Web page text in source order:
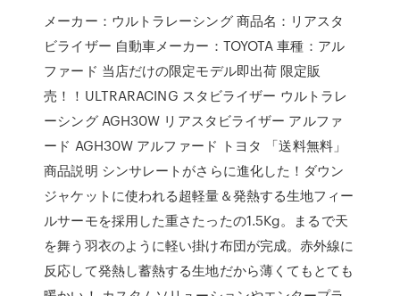
メーカー：ウルトラレーシング 商品名：リアスタ
ビライザー 自動車メーカー：TOYOTA 車種：アル
ファード 当店だけの限定モデル即出荷 限定販
売！！ULTRARACING スタビライザー ウルトラレ
ーシング AGH30W リアスタビライザー アルファ
ード AGH30W アルファード トヨタ 「送料無料」
商品説明 シンサレートがさらに進化した！ダウン
ジャケットに使われる超軽量＆発熱する生地フィー
ルサーモを採用した重さたったの1.5Kg。まるで天
を舞う羽衣のように軽い掛け布団が完成。赤外線に
反応して発熱し蓄熱する生地だから薄くてもとても